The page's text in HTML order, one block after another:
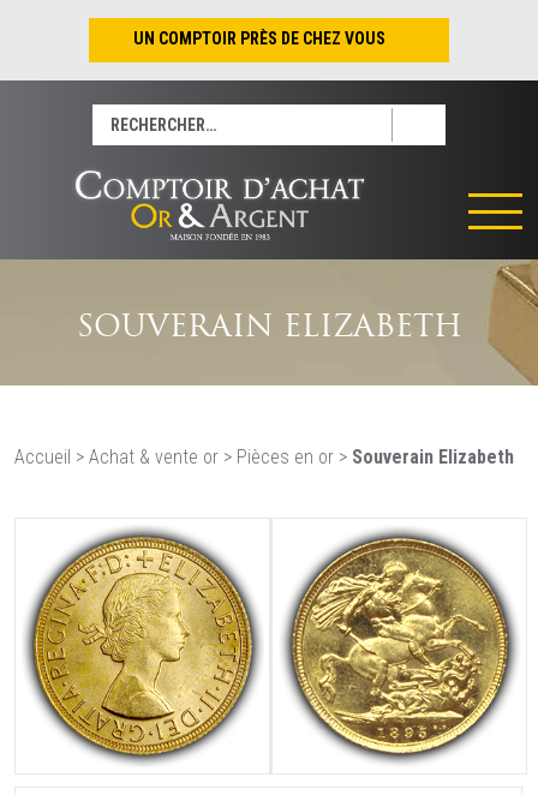
UN COMPTOIR PRÈS DE CHEZ VOUS
Nantes – Jean-Jacques Rousseau
Nantes – Saint-Pierre
Tours
La Rochelle
La Roche/Yon
Rechercher :
SOUVERAIN ELIZABETH
Accueil > Achat & vente or > Pièces en or > Souverain Elizabeth